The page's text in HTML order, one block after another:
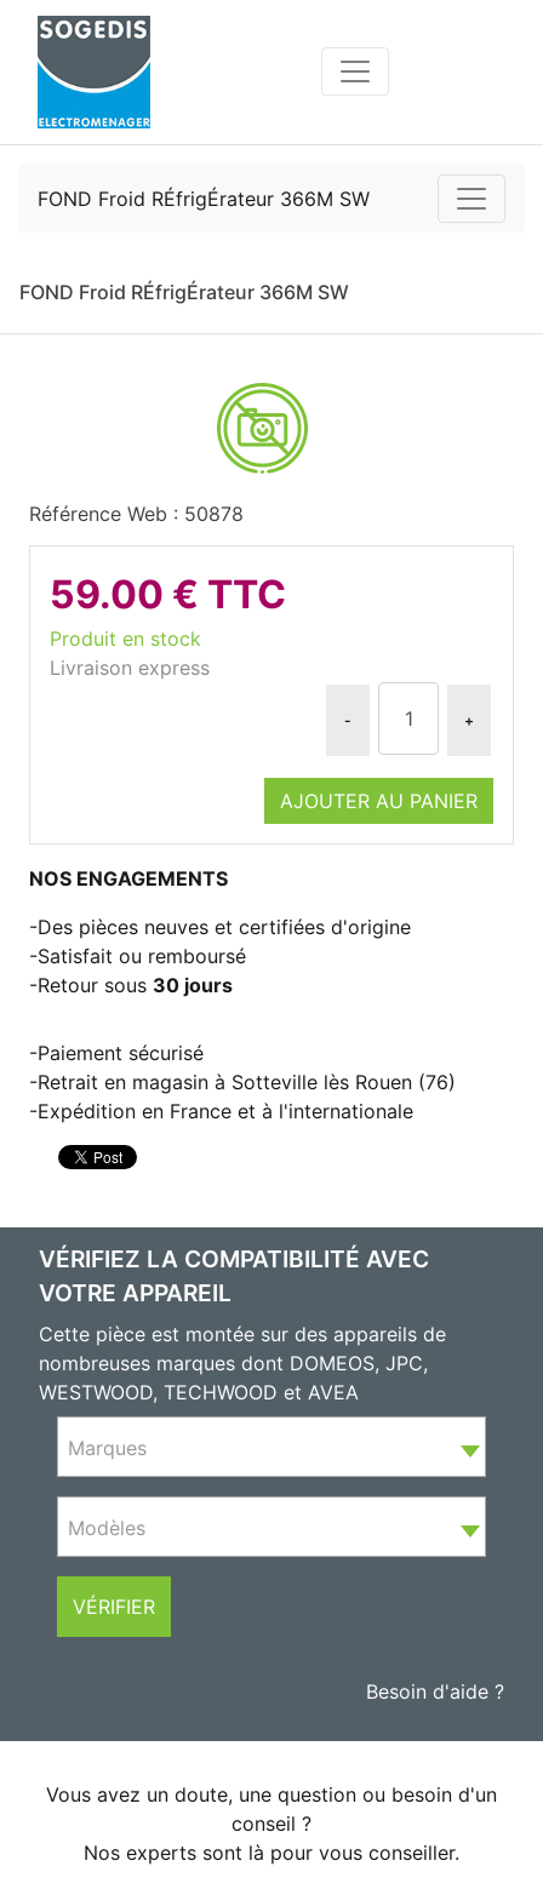
FOND Froid RÉfrigÉrateur 366M SW
FOND Froid RÉfrigÉrateur 366M SW
Référence Web : 50878
59.00 € TTC
Produit en stock
Livraison express
- +
AJOUTER AU PANIER
NOS ENGAGEMENTS
Des pièces neuves et certifiées d'origine
Satisfait ou remboursé
Retour sous 30 jours
Paiement sécurisé
Retrait en magasin à Sotteville lès Rouen (76)
Expédition en France et à l'internationale
VÉRIFIEZ LA COMPATIBILITÉ AVEC
VOTRE APPAREIL
Cette pièce est montée sur des appareils de
nombreuses marques dont DOMEOS, JPC,
WESTWOOD, TECHWOOD et AVEA
Marques
Modèles
VÉRIFIER
Besoin d'aide ?
Vous avez un doute, une question ou besoin d'un
conseil ?
Nos experts sont là pour vous conseiller.